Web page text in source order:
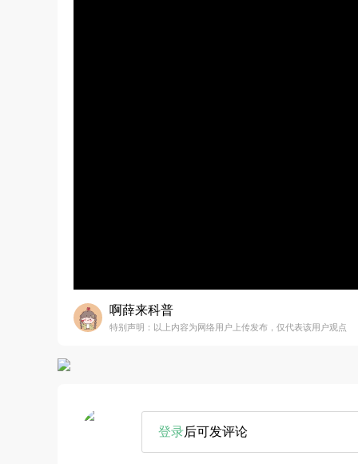
啊薛来科普
特别声明：以上内容为网络用户上传发布，仅代表该用户观点
登录后可发评论